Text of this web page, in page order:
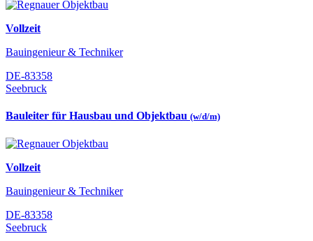
Vollzeit
Bauingenieur & Techniker
DE-83358
Seebruck
Bauleiter für Hausbau und Objektbau (w/d/m)
Vollzeit
Bauingenieur & Techniker
DE-83358
Seebruck